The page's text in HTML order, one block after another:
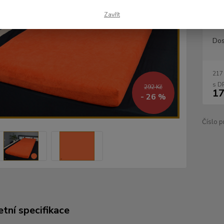
292 Kč
- 26 %
217
Číslo
specifikace
Zavřít